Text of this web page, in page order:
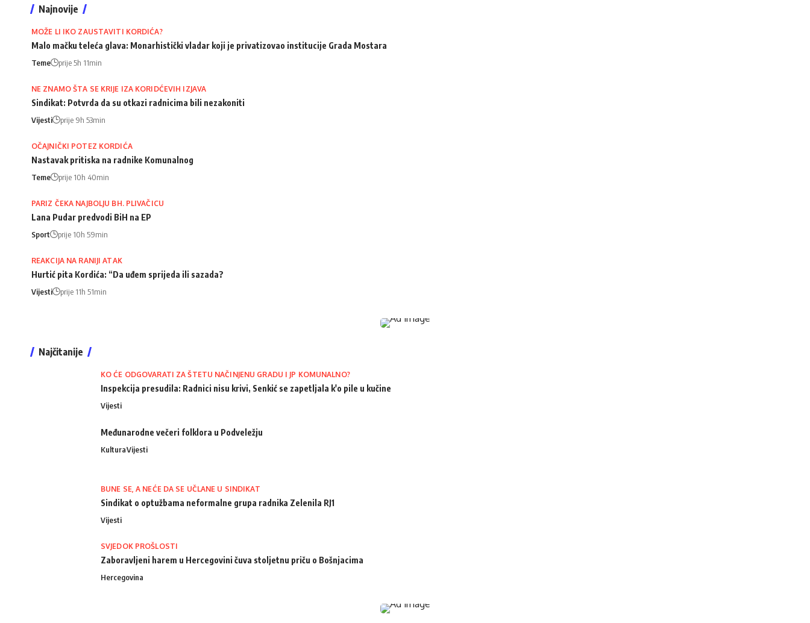
Najnovije
MOŽE LI IKO ZAUSTAVITI KORDIĆA?
Malo mačku teleća glava: Monarhistički vladar koji je privatizovao institucije Grada Mostara
Teme prije 5h 11min
NE ZNAMO ŠTA SE KRIJE IZA KORIDĆEVIH IZJAVA
Sindikat: Potvrda da su otkazi radnicima bili nezakoniti
Vijesti prije 9h 53min
OČAJNIČKI POTEZ KORDIĆA
Nastavak pritiska na radnike Komunalnog
Teme prije 10h 40min
PARIZ ČEKA NAJBOLJU BH. PLIVAČICU
Lana Pudar predvodi BiH na EP
Sport prije 10h 59min
REAKCIJA NA RANIJI ATAK
Hurtić pita Kordića: “Da uđem sprijeda ili sazada?
Vijesti prije 11h 51min
Najčitanije
KO ĆE ODGOVARATI ZA ŠTETU NAČINJENU GRADU I JP KOMUNALNO?
Inspekcija presudila: Radnici nisu krivi, Senkić se zapetljala k'o pile u kučine
Vijesti
Međunarodne večeri folklora u Podveležju
KulturaVijesti
BUNE SE, A NEĆE DA SE UČLANE U SINDIKAT
Sindikat o optužbama neformalne grupa radnika Zelenila RJ1
Vijesti
SVJEDOK PROŠLOSTI
Zaboravljeni harem u Hercegovini čuva stoljetnu priču o Bošnjacima
Hercegovina